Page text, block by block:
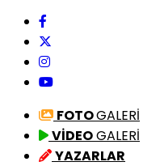
FOTOGALERİ
VİDEOGALERİ
YAZARLAR